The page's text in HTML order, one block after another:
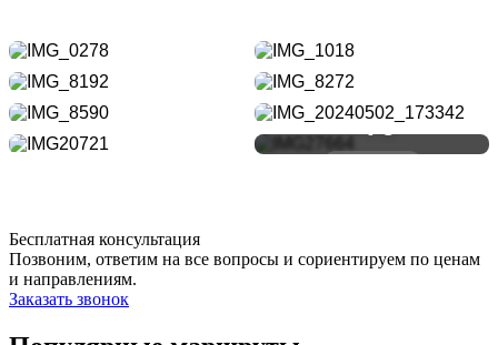
+76
Бесплатная консультация
Позвоним, ответим на все вопросы и сориентируем по ценам
и направлениям.
Заказать звонок